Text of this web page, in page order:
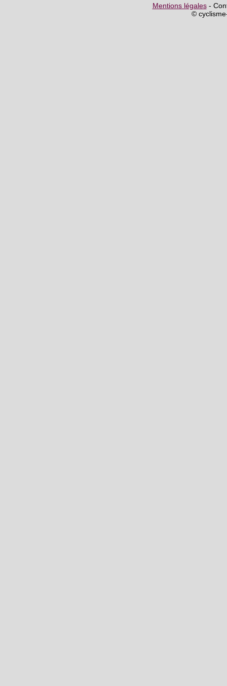
Mentions légales-
©